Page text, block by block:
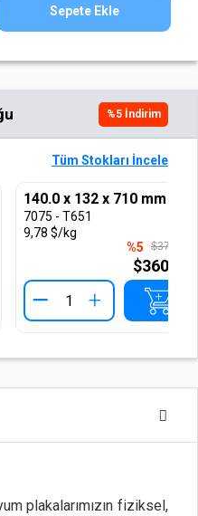
Sepete Ekle
%5İndirim
Tüm Stokları İncele
140.0 x 132 x 710 mm
7075 - T651
9,78 $/kg
%5
$379,76
$360,59
+
plakalarımızın fiziksel,